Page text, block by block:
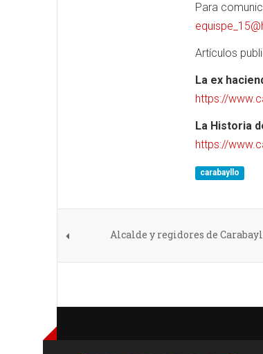
Para
Artículos
La ex
https://
La Historia
https://
carabayllo
Alcalde y regidores de